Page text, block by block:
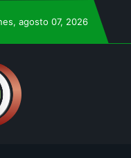
, agosto 07, 2026